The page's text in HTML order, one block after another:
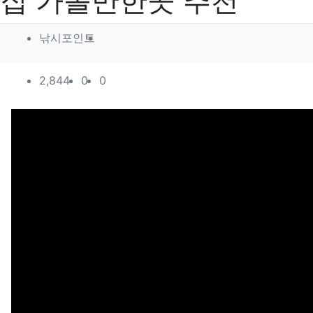
작성자 정보
낚시포인트
컨텐츠 정보
2,844조회
0추천
0